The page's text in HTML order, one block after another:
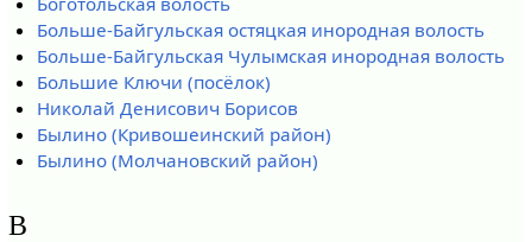
Больше-Байгульская остяцкая инородная волость
Больше-Байгульская Чулымская инородная волость
Большие Ключи (посёлок)
Николай Денисович Борисов
Былино (Кривошеинский район)
Былино (Молчановский район)
В